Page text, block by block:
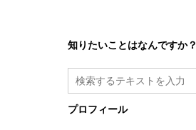
知りたいことはなんですか？
プロフィール